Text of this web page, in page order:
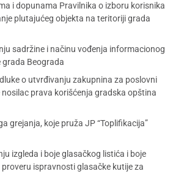
i dopunama Pravilnika o izboru korisnika
plutajućeg objekta na teritoriji grada
sadržine i načinu vođenja informacionog
grada Beograda
o utvrđivanju zakupnina za poslovni
prava korišćenja gradska opština
grejanja, koje pruža JP “Toplifikacija”
izgleda i boje glasačkog listića i boje
ispravnosti glasačke kutije za